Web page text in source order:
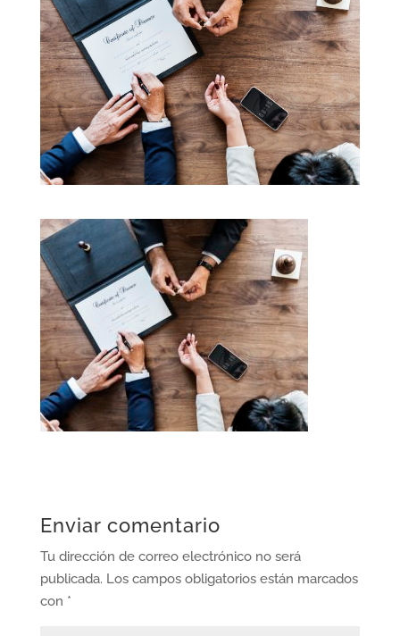
Enviar comentario
Tu dirección de correo electrónico no será
publicada. Los campos obligatorios están marcados
con *